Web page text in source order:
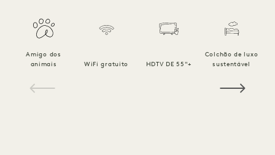
Amigo dos
animais
WiFi gratuito HDTV DE 55"+
Colchão de luxo
sustentável